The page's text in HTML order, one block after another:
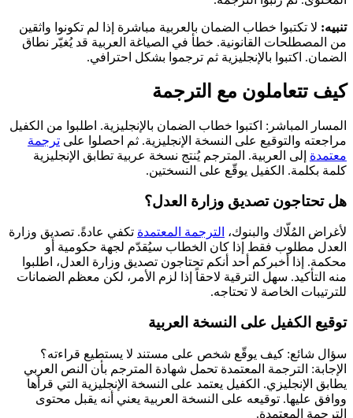
تنبيه: لا تكتبوا خطاب الضمان بالعربية مباشرة إذا لم تكونوا واثقين
من المصطلحات القانونية. خطأ في الصياغة العربية قد يُغيّر نطاق
الضمان. اكتبوا بالإنجليزية ثم ترجموا بشكل احترافي.
كيف تتعاملون مع الترجمة
المسار المباشر: اكتبوا خطاب الضمان بالإنجليزية. اطلبوا من الكفيل
مراجعته والتوقيع على النسخة الإنجليزية. ثم احصلوا على ترجمة
معتمدة إلى العربية. المترجم يُنتج نسخة عربية تطابق الإنجليزية
كلمة بكلمة. الكفيل يوقّع على النسختين.
هل تحتاجون تصديق وزارة العدل؟
لأغراض المُلّاك والبنوك، الترجمة المعتمدة تكفي عادةً. تصديق وزارة
العدل مطلوب فقط إذا كان الخطاب سيُقدّم لجهة حكومية أو
محكمة. إذا أخبركم أحد أنكم تحتاجون تصديق وزارة العدل، اطلبوا
منه التأكيد. سهل الترقية لاحقاً إذا لزم الأمر، لكن معظم الضمانات
للترتيبات الخاصة لا تحتاجه.
توقيع الكفيل على النسخة العربية
سؤال شائع: كيف يوقّع شخص على مستند لا يستطيع قراءته؟
الإجابة: الترجمة المعتمدة تحمل شهادة المترجم بأن النص العربي
يطابق الإنجليزي. الكفيل يعتمد على النسخة الإنجليزية التي قرأها
ووافق عليها. توقيعه على النسخة العربية يعني أنه يقبل محتوى
الترجمة المعتمدة.